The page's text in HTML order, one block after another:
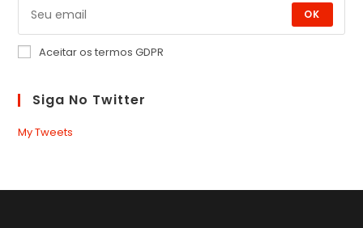
OK
Aceitar os termos GDPR
Siga No Twitter
My Tweets